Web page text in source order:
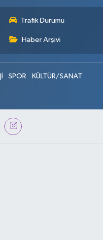
Trafik Durumu
Haber Arşivi
SPOR
KÜLTÜR/SANAT